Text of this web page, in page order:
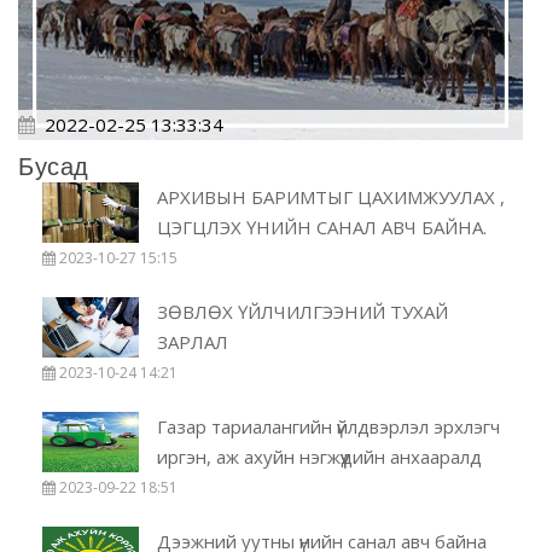
2022-02-25 13:33:34
Бусад
АРХИВЫН БАРИМТЫГ ЦАХИМЖУУЛАХ ,
ЦЭГЦЛЭХ ҮНИЙН САНАЛ АВЧ БАЙНА.
2023-10-27 15:15
ЗӨВЛӨХ ҮЙЛЧИЛГЭЭНИЙ ТУХАЙ
ЗАРЛАЛ
2023-10-24 14:21
Газар тариалангийн үйлдвэрлэл эрхлэгч
иргэн, аж ахуйн нэгжүүдийн анхааралд
2023-09-22 18:51
Дээжний уутны үнийн санал авч байна